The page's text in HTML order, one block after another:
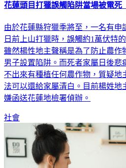
花蓮頭目打獵誤觸陷阱當場被電
由於花蓮縣狩獵季將至，一名有申
日前上山打獵時，誤觸約1萬伏特
雖然楊性地主聲稱是為了防止農作
男子設置陷阱。而死者家屬日後悲
不出來有種植任何農作物，質疑地
法可以還給家屬清白。目前楊姓地
嫌函送花蓮地檢署偵辦。
社會